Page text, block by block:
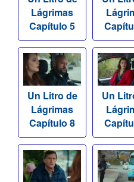
Lágrimas
Capítulo 5
Un Litro de
Lágrimas
Capítulo 8
Un